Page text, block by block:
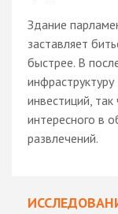
Здание
заставляет
быстрее. В
инвестиций,
интересного в
развлечений.